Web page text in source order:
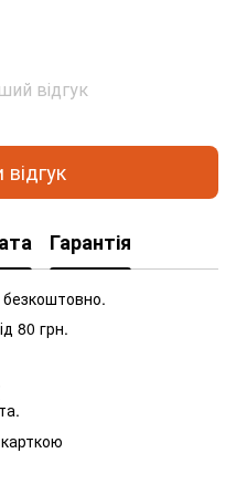
відгук
Гарантія
80 грн.